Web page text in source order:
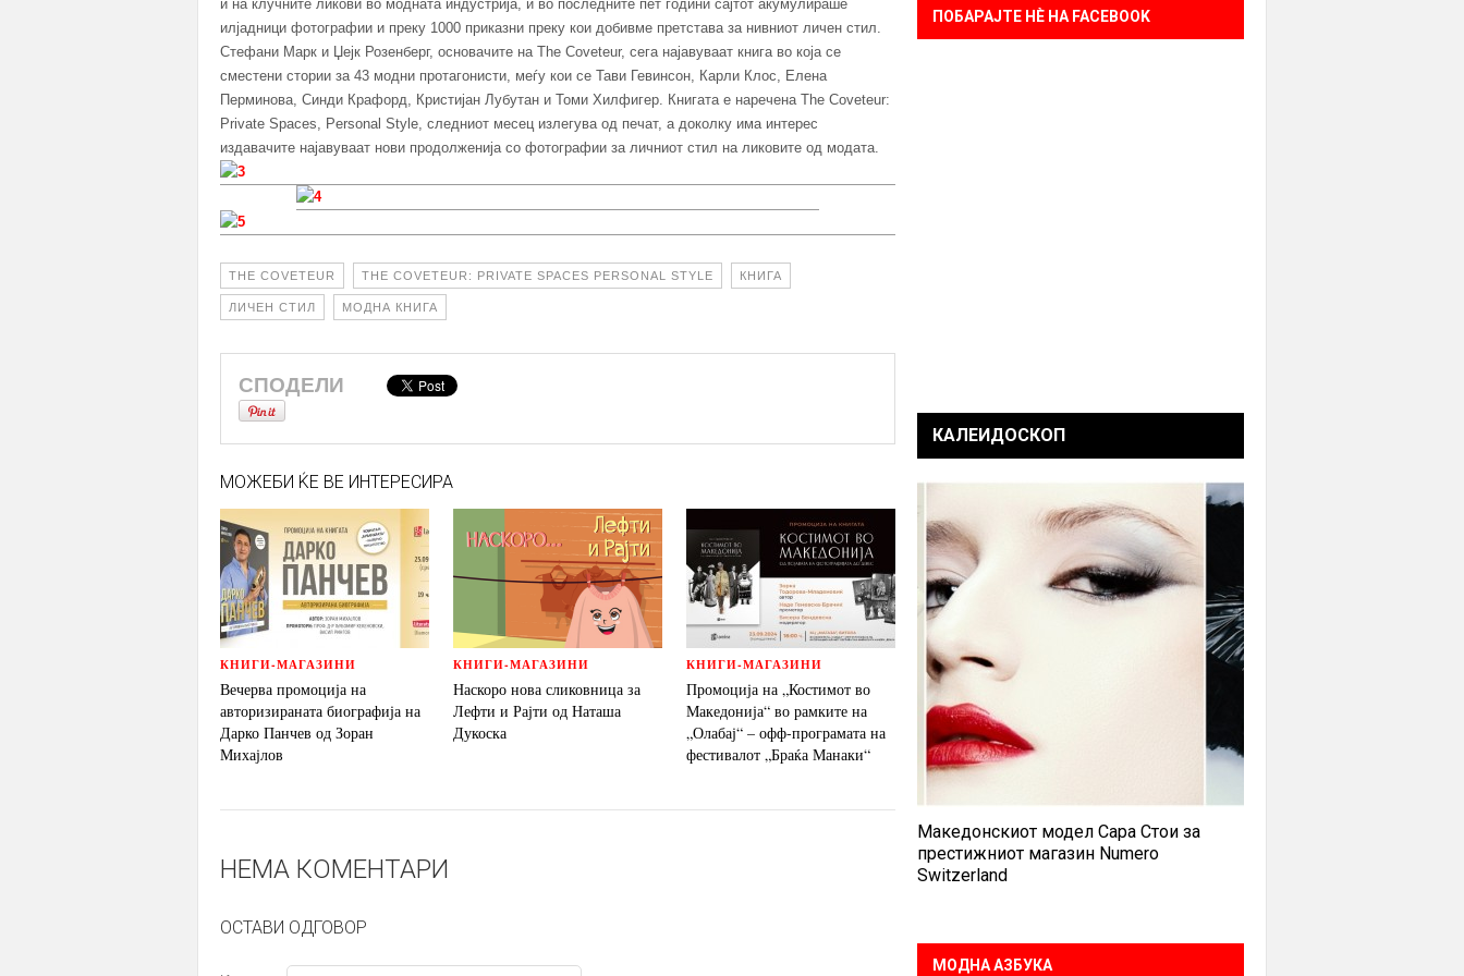
и на клучните ликови во модната индустрија, и во последните пет години сајтот акумулираше
илјадници фотографии и преку 1000 приказни преку кои добивме претстава за нивниот личен стил.
Стефани Марк и Џејк Розенберг, основачите на The Coveteur, сега најавуваат книга во која се
сместени стории за 43 модни протагонисти, меѓу кои се Тави Гевинсон, Карли Клос, Елена
Перминова, Синди Крафорд, Кристијан Лубутан и Томи Хилфигер. Книгата е наречена The Coveteur:
Private Spaces, Personal Style, следниот месец излегува од печат, а доколку има интерес
издавачите најавуваат нови продолженија со фотографии за личниот стил на ликовите од модата.
THE COVETEUR THE COVETEUR: PRIVATE SPACES PERSONAL STYLE КНИГА
ЛИЧЕН СТИЛ МОДНА КНИГА
СПОДЕЛИ
МОЖЕБИ ЌЕ ВЕ ИНТЕРЕСИРА
КНИГИ-МАГАЗИНИ
Вечерва промоција на
авторизираната биографија на
Дарко Панчев од Зоран
Михајлов
КНИГИ-МАГАЗИНИ
Наскоро нова сликовница за
Лефти и Рајти од Наташа
Дукоска
КНИГИ-МАГАЗИНИ
Промоција на „Костимот во
Македонија“ во рамките на
„Олабај“ – офф-програмата на
фестивалот „Браќа Манаки“
НЕМА КОМЕНТАРИ
ОСТАВИ ОДГОВОР
ПОБАРАЈТЕ НÈ НА FACEBOOK
КАЛЕИДОСКОП
Македонскиот модел Сара Стои за
престижниот магазин Numero
Switzerland
МОДНА АЗБУКА